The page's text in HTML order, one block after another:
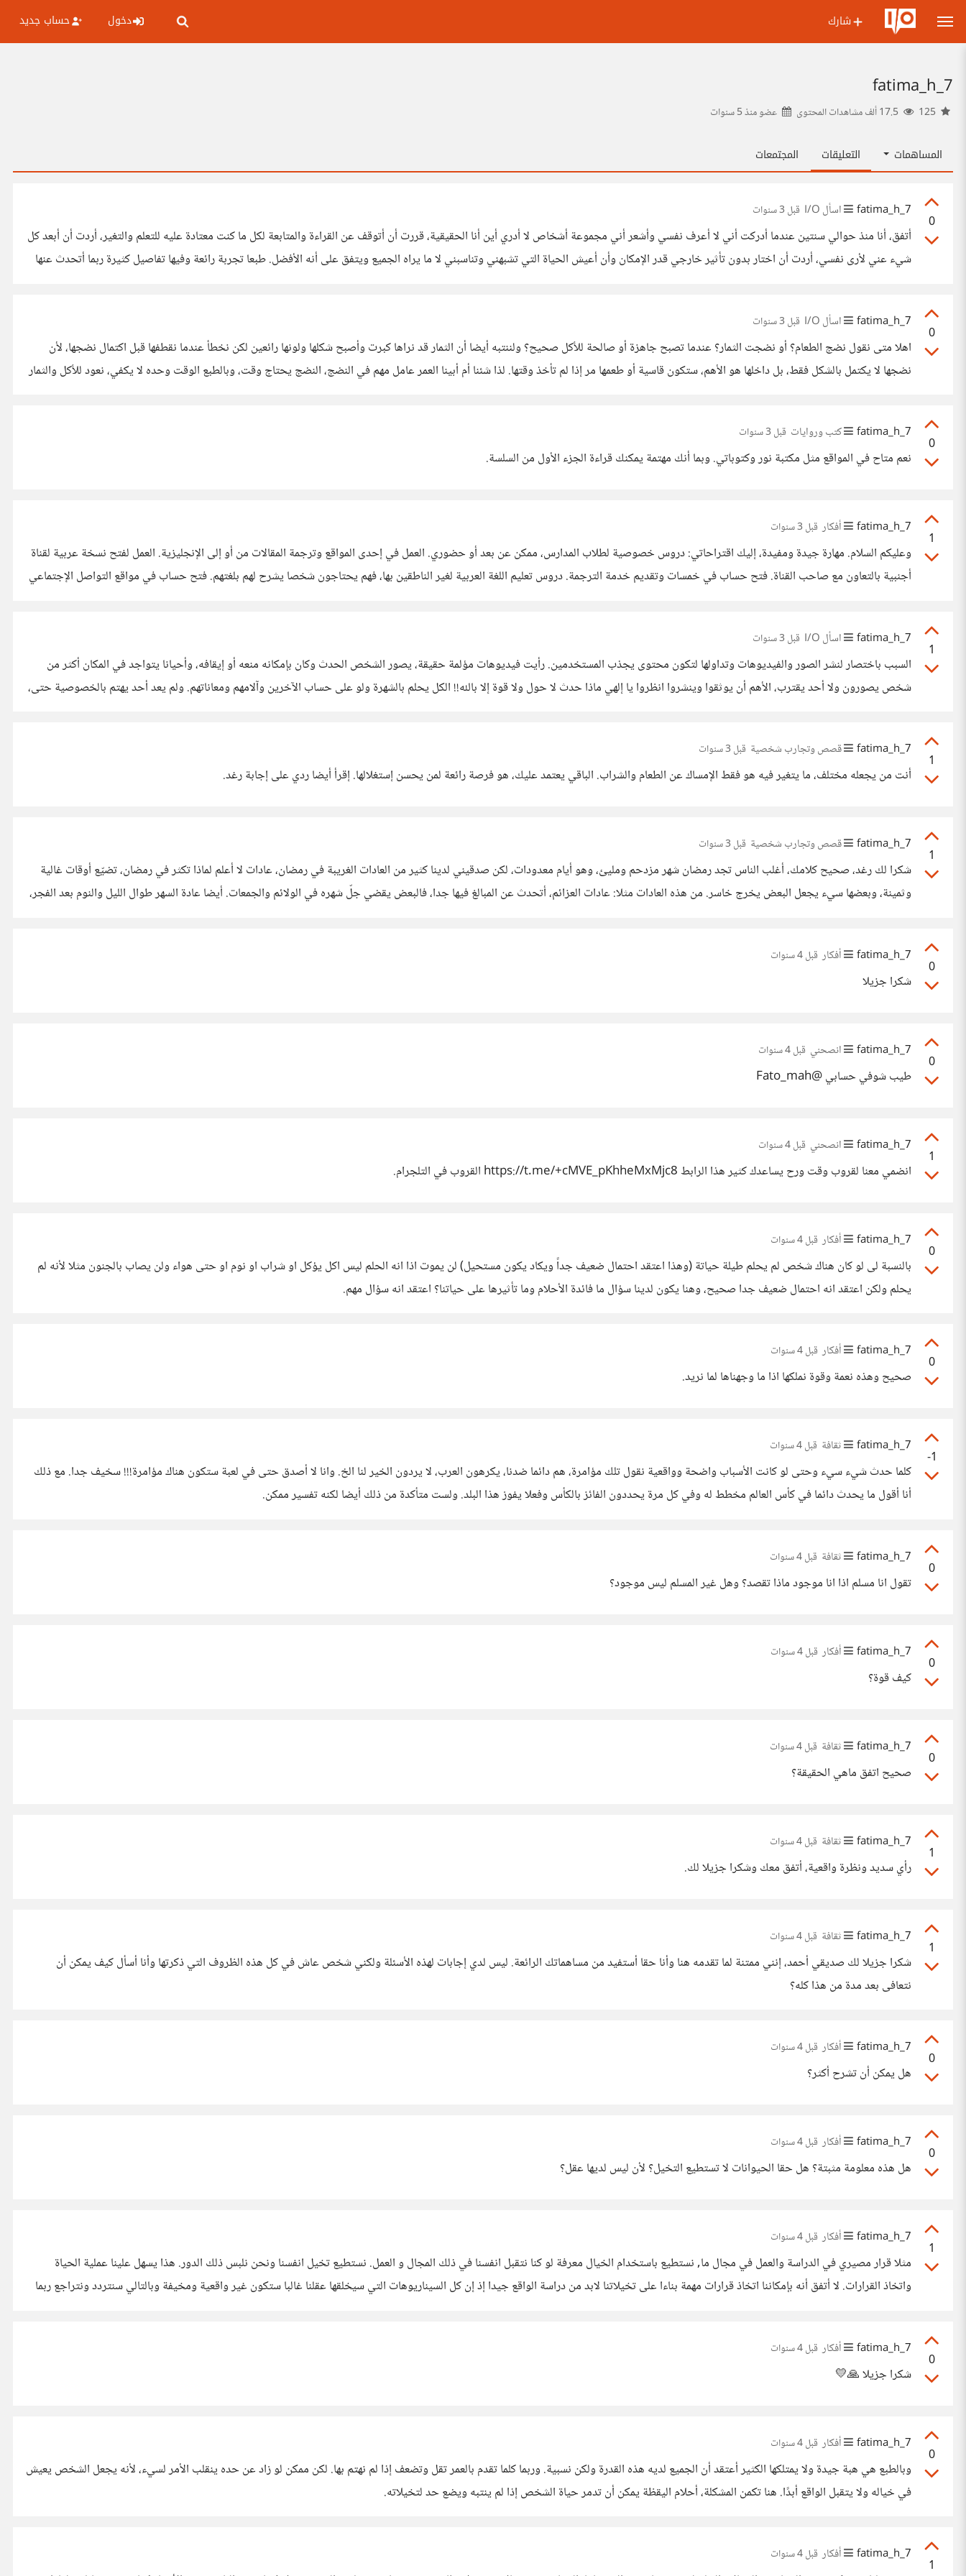
شارك دخول حساب جديد
7_fatima_h
عضو منذ5 سنوات
المساهمات التعليقات المجتمعات
0
7_fatima_h اسأل I/O قبل 3 سنوات
أتفق، أنا منذ حوالي سنتين عندما أدركت أني لا أعرف نفسي وأشعر أني مجموعة أشخاص لا أدري أين أنا الحقيقية، قررت أن أتوقف عن القراءة والمتابعة لكل ما كنت معتادة عليه للتعلم والتغير، أردت أن أبعد كل
شيء عني لأرى نفسي، أردت أن اختار بدون تأثير خارجي قدر الإمكان وأن أعيش الحياة التي تشبهني وتناسبني لا ما يراه الجميع ويتفق على أنه الأفضل. طبعا تجربة رائعة وفيها تفاصيل كثيرة ربما أتحدث عنها
0
7_fatima_h اسأل I/O قبل 3 سنوات
اهلا متى نقول نضج الطعام؟ أو نضجت الثمار؟ عندما تصبح جاهزة أو صالحة للأكل صحيح؟ ولننتبه أيضا أن الثمار قد نراها كبرت وأصبح شكلها ولونها رائعين لكن نخطأ عندما نقطفها قبل اكتمال نضجها، لأن
نضجها لا يكتمل بالشكل فقط، بل داخلها هو الأهم، ستكون قاسية أو طعمها مر إذا لم تأخذ وقتها. لذا شئنا أم أبينا العمر عامل مهم في النضج، النضج يحتاج وقت، وبالطبع الوقت وحده لا يكفي، نعود للأكل والثمار
0
7_fatima_h كتب وروايات قبل 3 سنوات
نعم متاح في المواقع مثل مكتبة نور وكتوباتي. وبما أنك مهتمة يمكنك قراءة الجزء الأول من السلسة.
1
7_fatima_h أفكار قبل 3 سنوات
وعليكم السلام. مهارة جيدة ومفيدة، إليك اقتراحاتي: دروس خصوصية لطلاب المدارس، ممكن عن بعد أو حضوري. العمل في إحدى المواقع وترجمة المقالات من أو إلى الإنجليزية. العمل لفتح نسخة عربية لقناة
أجنبية بالتعاون مع صاحب القناة. فتح حساب في خمسات وتقديم خدمة الترجمة. دروس تعليم اللغة العربية لغير الناطقين بها، فهم يحتاجون شخصا يشرح لهم بلغتهم. فتح حساب في مواقع التواصل الإجتماعي
1
7_fatima_h اسأل I/O قبل 3 سنوات
السبب باختصار لنشر الصور والفيديوهات وتداولها لتكون محتوى يجذب المستخدمين. رأيت فيديوهات مؤلمة حقيقة، يصور الشخص الحدث وكان بإمكانه منعه أو إيقافه، وأحيانا يتواجد في المكان أكثر من
شخص يصورون ولا أحد يقترب، الأهم أن يوثقوا وينشروا انظروا يا إلهي ماذا حدث لا حول ولا قوة إلا بالله!! الكل يحلم بالشهرة ولو على حساب الآخرين وآلامهم ومعاناتهم. ولم يعد أحد يهتم بالخصوصية حتى،
1
7_fatima_h قصص وتجارب شخصية قبل 3 سنوات
أنت من يجعله مختلف، ما يتغير فيه هو فقط الإمساك عن الطعام والشراب. الباقي يعتمد عليك، هو فرصة رائعة لمن يحسن إستغلالها. إقرأ أيضا ردي على إجابة رغد.
1
7_fatima_h قصص وتجارب شخصية قبل 3 سنوات
شكرا لك رغد، صحيح كلامك، أغلب الناس تجد رمضان شهر مزدحم ومليئ، وهو أيام معدودات، لكن صدقيني لدينا كثير من العادات الغريبة في رمضان، عادات لا أعلم لماذا تكثر في رمضان، تضيّع أوقات غالية
وثمينة، وبعضها سيء يجعل البعض يخرج خاسر. من هذه العادات مثلا: عادات العزائم، أتحدث عن المبالغ فيها جدا، فالبعض يقضي جلّ شهره في الولائم والجمعات. أيضا عادة السهر طوال الليل والنوم بعد الفجر،
0
7_fatima_h أفكار قبل 4 سنوات
شكرا جزيلا
0
7_fatima_h انصحني قبل 4 سنوات
طيب شوفي حسابي @Fato_mah
1
7_fatima_h انصحني قبل 4 سنوات
انضمي معنا لقروب وقت ورح يساعدك كثير هذا الرابط https://t.me/+cMVE_pKhheMxMjc8 القروب في التلجرام.
0
7_fatima_h أفكار قبل 4 سنوات
بالنسبة لى لو كان هناك شخص لم يحلم طيلة حياتة (وهذا اعتقد احتمال ضعيف جداً ويكاد يكون مستحيل) لن يموت اذا انه الحلم ليس اكل يؤكل او شراب او نوم او حتى هواء ولن يصاب بالجنون مثلا لأنه لم
يحلم ولكن اعتقد انه احتمال ضعيف جدا صحيح، وهنا يكون لدينا سؤال ما فائدة الأحلام وما تأثيرها على حياتنا؟ اعتقد انه سؤال مهم.
0
7_fatima_h أفكار قبل 4 سنوات
صحيح وهذه نعمة وقوة نملكها اذا ما وجهناها لما نريد.
-1
7_fatima_h ثقافة قبل 4 سنوات
كلما حدث شيء سيء وحتى لو كانت الأسباب واضحة وواقعية نقول تلك مؤامرة، هم دائما ضدنا، يكرهون العرب، لا يردون الخير لنا الخ. وانا لا أصدق حتى في لعبة ستكون هناك مؤامرة!!! سخيف جدا. مع ذلك
أنا أقول ما يحدث دائما في كأس العالم مخطط له وفي كل مرة يحددون الفائز بالكأس وفعلا يفوز هذا البلد. ولست متأكدة من ذلك أيضا لكنه تفسير ممكن.
0
7_fatima_h ثقافة قبل 4 سنوات
تقول انا مسلم اذا انا موجود ماذا تقصد؟ وهل غير المسلم ليس موجود؟
0
7_fatima_h أفكار قبل 4 سنوات
كيف قوة؟
0
7_fatima_h ثقافة قبل 4 سنوات
صحيح اتفق ماهي الحقيقة؟
1
7_fatima_h ثقافة قبل 4 سنوات
رأي سديد ونظرة واقعية، أتفق معك وشكرا جزيلا لك.
1
7_fatima_h ثقافة قبل 4 سنوات
شكرا جزيلا لك صديقي أحمد، إنني ممتنة لما تقدمه هنا وأنا حقا أستفيد من مساهماتك الرائعة. ليس لدي إجابات لهذه الأسئلة ولكني شخص عاش في كل هذه الظروف التي ذكرتها وأنا أسأل كيف يمكن أن
نتعافى بعد مدة من هذا كله؟
0
7_fatima_h أفكار قبل 4 سنوات
هل يمكن أن تشرح أكثر؟
0
7_fatima_h أفكار قبل 4 سنوات
هل هذه معلومة مثبتة؟ هل حقا الحيوانات لا تستطيع التخيل؟ لأن ليس لديها عقل؟
1
7_fatima_h أفكار قبل 4 سنوات
مثلا قرار مصيري في الدراسة والعمل في مجال ما, نستطيع باستخدام الخيال معرفة لو كنا نتقبل انفسنا في ذلك المجال و العمل. نستطيع تخيل انفسنا ونحن نلبس ذلك الدور. هذا يسهل علينا عملية الحياة
واتخاذ القرارات. لا أتفق أنه بإمكاننا اتخاذ قرارات مهمة بناءا على تخيلاتنا لابد من دراسة الواقع جيدا إذ إن كل السيناريوهات التي سيخلقها عقلنا غالبا ستكون غير واقعية ومخيفة وبالتالي سنتردد ونتراجع ربما
0
7_fatima_h أفكار قبل 4 سنوات
شكرا جزيلا 🙏💛
0
7_fatima_h أفكار قبل 4 سنوات
وبالطبع هي هبة جيدة ولا يمتلكها الكثير أعتقد أن الجميع لديه هذه القدرة ولكن نسبية. وربما كلما تقدم بالعمر تقل وتضعف إذا لم نهتم بها. لكن ممكن لو زاد عن حده ينقلب الأمر لسيء، لأنه يجعل الشخص يعيش
في خياله ولا يتقبل الواقع أبدًا. هنا تكمن المشكلة، أحلام اليقظة يمكن أن تدمر حياة الشخص إذا لم ينتبه ويضع حد لتخيلاته.
1
7_fatima_h أفكار قبل 4 سنوات